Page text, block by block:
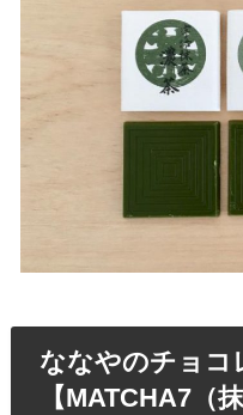
ななやのチョコ
【MATCHA7（